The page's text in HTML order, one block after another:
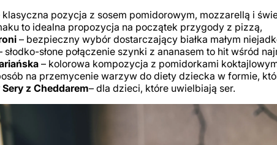
klasyczna pozycja z sosem pomidorowym, mozzarellą i
to idealna propozycja na początek przygody z pizzą,
– bezpieczny wybór dostarczający białka małym
słodko-słone połączenie szynki z ananasem to hit wśród
– kolorowa kompozycja z pomidorkami
na przemycenie warzyw do diety dziecka w formie,
z Cheddarem– dla dzieci, które uwielbiają ser.